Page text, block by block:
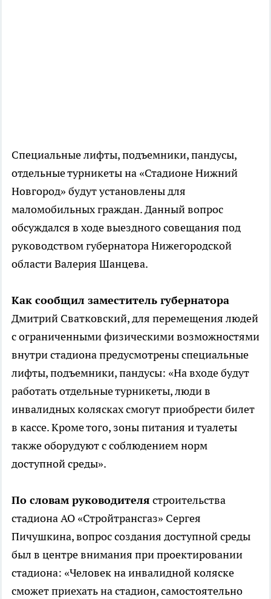
Специальные лифты, подъемники, пандусы,
отдельные турникеты на «Стадионе Нижний
Новгород» будут установлены для
маломобильных граждан. Данный вопрос
обсуждался в ходе выездного совещания под
руководством губернатора Нижегородской
области Валерия Шанцева.
Как сообщил заместитель губернатора
Дмитрий Сватковский, для перемещения людей
с ограниченными физическими возможностями
внутри стадиона предусмотрены специальные
лифты, подъемники, пандусы: «На входе будут
работать отдельные турникеты, люди в
инвалидных колясках смогут приобрести билет
в кассе. Кроме того, зоны питания и туалеты
также оборудуют с соблюдением норм
доступной среды».
По словам руководителя строительства
стадиона АО «Стройтрансгаз» Сергея
Пичушкина, вопрос создания доступной среды
был в центре внимания при проектировании
стадиона: «Человек на инвалидной коляске
сможет приехать на стадион, самостоятельно